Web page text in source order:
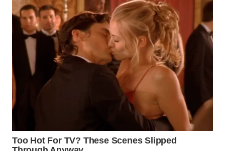
NEWS
WAHANA
TANI
WAHANA
ADVOKAT
WAHANA